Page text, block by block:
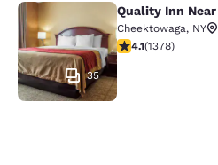
Quality Inn Near
35
Quality Inn
Cheektowaga, NY
calificación de 4.12
4.1(1378)